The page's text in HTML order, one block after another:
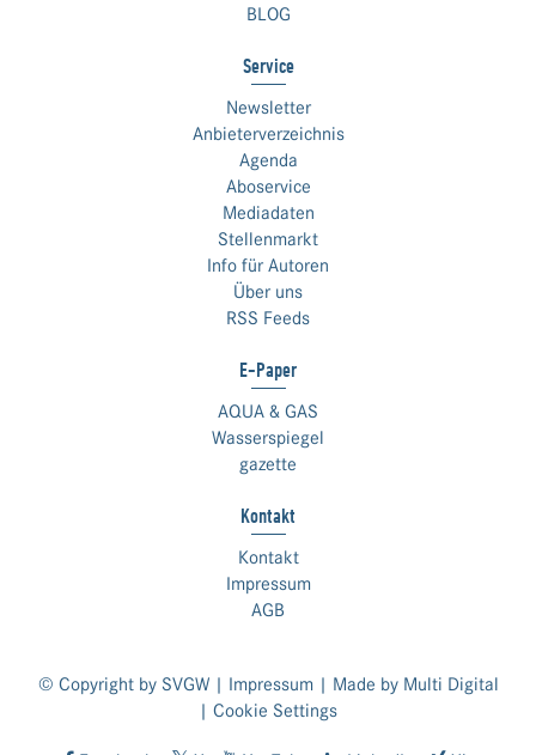
BLOG
Service
Newsletter
Anbieterverzeichnis
Agenda
Aboservice
Mediadaten
Stellenmarkt
Info für Autoren
Über uns
RSS Feeds
E-Paper
AQUA & GAS
Wasserspiegel
gazette
Kontakt
Kontakt
Impressum
AGB
© Copyright by SVGW | Impressum| Made by Multi Digital
| Cookie Settings